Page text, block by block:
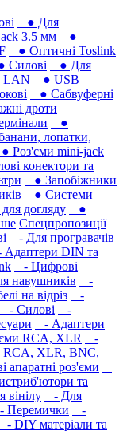
● Для
3.5 мм
●
● Оптичні Toslink
Силові
● Для
● USB
● Сабвуферні
дроти
●
лопатки,
Роз'єми mini-jack
конектори та
● Запобіжники
● Системи
догляду
●
Спецпропозиції
- Для програвачів
Адаптери DIN та
- Цифрові
навушників‎
-
на відріз
-
- Силові
-
- Адаптери
RCA, XLR
-
RCA, XLR, BNC,
апаратні роз'єми
та
вінілу
- Для
Перемички
-
- DIY матеріали та